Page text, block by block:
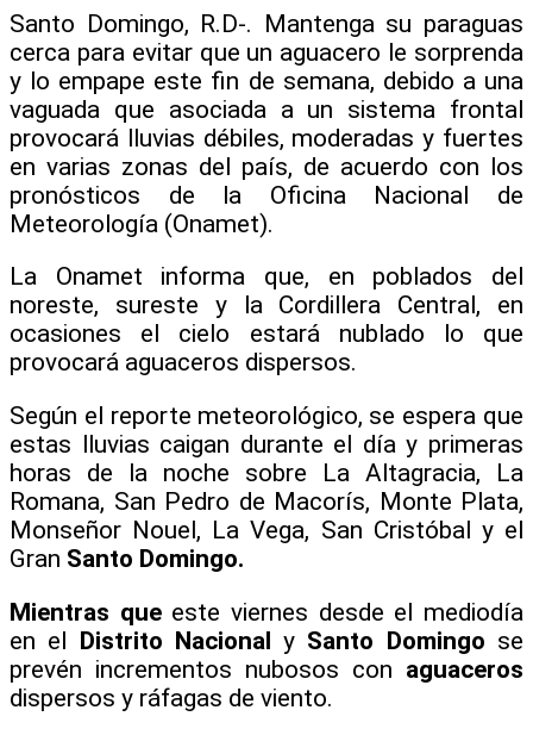
Santo Domingo, R.D-. Mantenga su paraguas
cerca para evitar que un aguacero le sorprenda
y lo empape este fin de semana, debido a una
vaguada que asociada a un sistema frontal
provocará lluvias débiles, moderadas y fuertes
en varias zonas del país, de acuerdo con los
pronósticos de la Oficina Nacional de
Meteorología (Onamet).
La Onamet informa que, en poblados del
noreste, sureste y la Cordillera Central, en
ocasiones el cielo estará nublado lo que
provocará aguaceros dispersos.
Según el reporte meteorológico, se espera que
estas lluvias caigan durante el día y primeras
horas de la noche sobre La Altagracia, La
Romana, San Pedro de Macorís, Monte Plata,
Monseñor Nouel, La Vega, San Cristóbal y el
Gran Santo Domingo.
Mientras que este viernes desde el mediodía
en el Distrito Nacional y Santo Domingo se
prevén incrementos nubosos con aguaceros
dispersos y ráfagas de viento.